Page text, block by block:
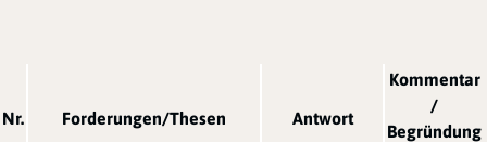
Nr. Forderungen/Thesen Antwort
Kommentar
/
Begründung